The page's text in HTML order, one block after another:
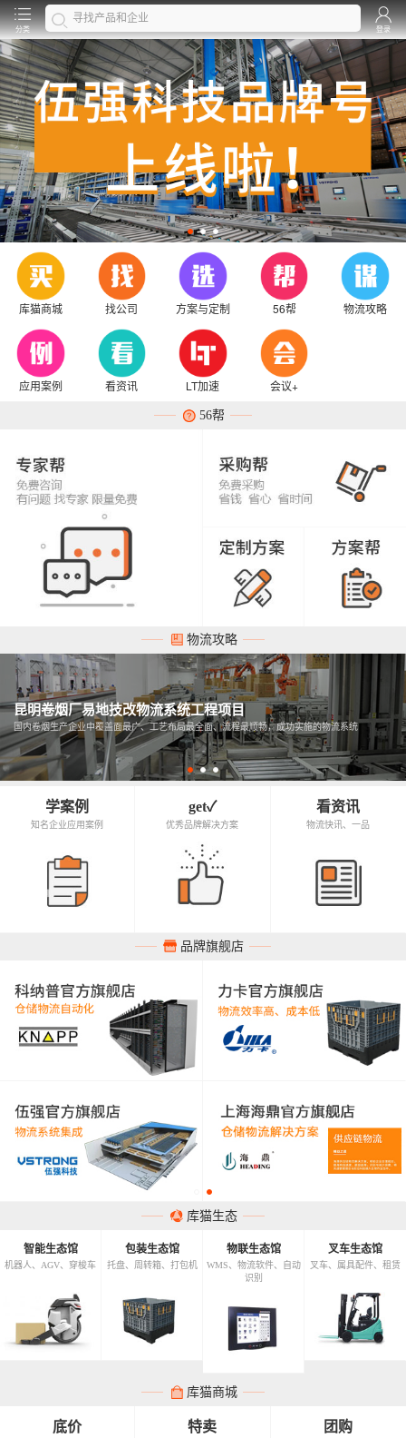
分类 登录
库猫商城 找公司 方案与定制 56帮 物流攻略
应用案例 看资讯 LT加速 会议+
56帮
物流攻略
昆明卷烟厂易地技改物流系统工程项目
国内卷烟生产企业中覆盖面最广、工艺布局最全面、流程最顺畅，成功实施的物流系统
学案例
知名企业应用案例
get✓
优秀品牌解决方案
看资讯
物流快讯、一品
品牌旗舰店
库猫生态
智能生态馆
机器人、AGV、穿梭车
包装生态馆
托盘、周转箱、打包机
物联生态馆
WMS、物流软件、自动
识别
叉车生态馆
叉车、属具配件、租赁
库猫商城
底价 特卖 团购